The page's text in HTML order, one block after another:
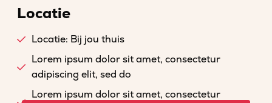
Locatie
Locatie: Bij jou thuis
Lorem ipsum dolor sit amet, consectetur
adipiscing elit, sed do
Lorem ipsum dolor sit amet, consectetur